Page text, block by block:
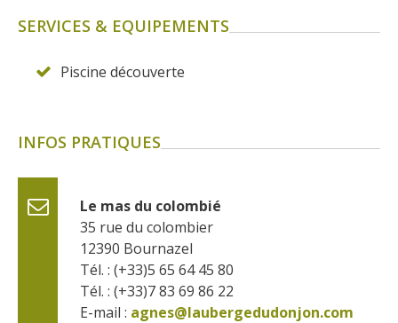
SERVICES & EQUIPEMENTS
Piscine découverte
INFOS PRATIQUES
Le mas du colombié
35 rue du colombier
12390 Bournazel
Tél. : (+33)5 65 64 45 80
Tél. : (+33)7 83 69 86 22
E-mail : agnes@laubergedudonjon.com